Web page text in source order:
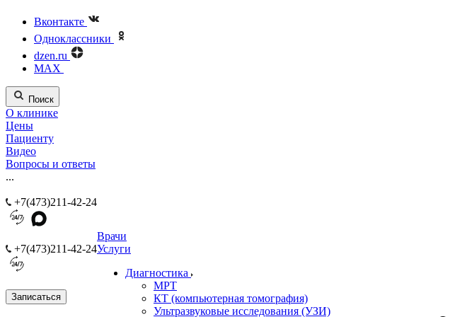
Вконтакте
Одноклассники
dzen.ru
MAX
Поиск
О клинике
Цены
Пациенту
Видео
Вопросы и ответы
...
+7(473)211-42-24
+7(473)211-42-24
Записаться
Врачи
Услуги
Диагностика
МРТ
КТ (компьютерная томография)
Ультразвуковые исследования (УЗИ)